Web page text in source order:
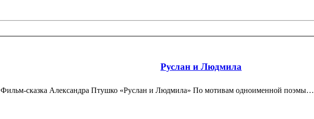
Руслан и Людмила
Фильм-сказка Александра Птушко «Руслан и Людмила» По мотивам одноименной поэмы…